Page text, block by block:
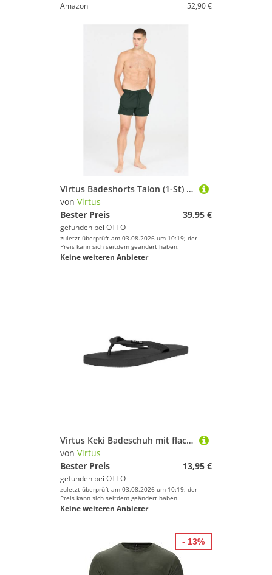
Amazon
52,90 €
Virtus Badeshorts Talon (1-St) aus atmungsaktivem Material
von Virtus
Bester Preis
39,95 €
gefunden bei OTTO
zuletzt überprüft am 03.08.2026 um 10:19; der
Preis kann sich seitdem geändert haben.
Keine weiteren Anbieter
Virtus Keki Badeschuh mit flacher, rutschfester Sohle
von Virtus
Bester Preis
13,95 €
gefunden bei OTTO
zuletzt überprüft am 03.08.2026 um 10:19; der
Preis kann sich seitdem geändert haben.
Keine weiteren Anbieter
- 13%